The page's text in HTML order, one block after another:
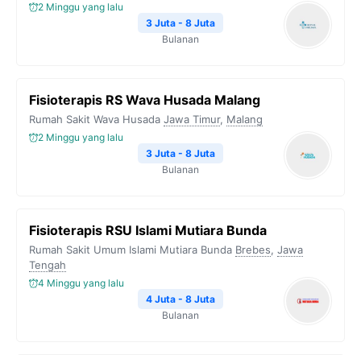
2 Minggu yang lalu
3 Juta - 8 Juta
Bulanan
Fisioterapis RS Wava Husada Malang
Rumah Sakit Wava Husada Jawa Timur, Malang
2 Minggu yang lalu
3 Juta - 8 Juta
Bulanan
Fisioterapis RSU Islami Mutiara Bunda
Rumah Sakit Umum Islami Mutiara Bunda Brebes, Jawa
Tengah
4 Minggu yang lalu
4 Juta - 8 Juta
Bulanan